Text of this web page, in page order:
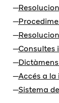
Consultes
Accés a
Sistema